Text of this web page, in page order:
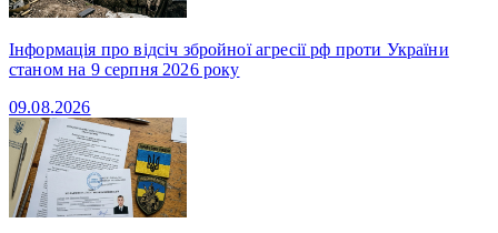
Інформація про відсіч збройної агресії рф проти України
станом на 9 серпня 2026 року
09.08.2026